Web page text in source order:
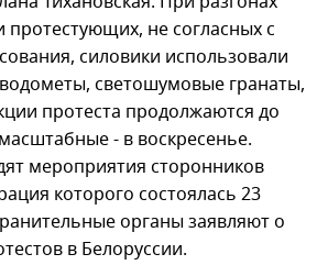
не согласных с
силовики использовали
светошумовые гранаты,
протеста продолжаются до
- в воскресенье.
мероприятия сторонников
которого состоялась 23
органы заявляют о
в Белоруссии.